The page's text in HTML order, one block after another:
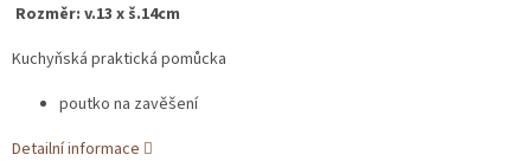
Rozměr: v.13 x š.14cm
Kuchyňská praktická pomůcka
poutko na zavěšení
Detailní informace